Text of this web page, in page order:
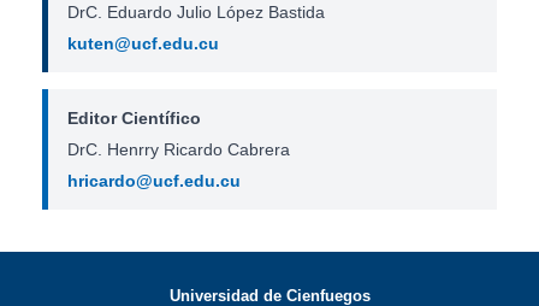
DrC. Eduardo Julio López Bastida
kuten@ucf.edu.cu
Editor Científico
DrC. Henrry Ricardo Cabrera
hricardo@ucf.edu.cu
Universidad de Cienfuegos